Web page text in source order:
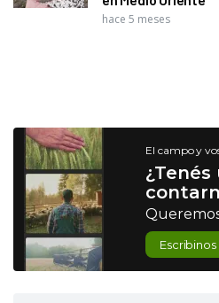
hace 5 meses
El campo y
Escribinos